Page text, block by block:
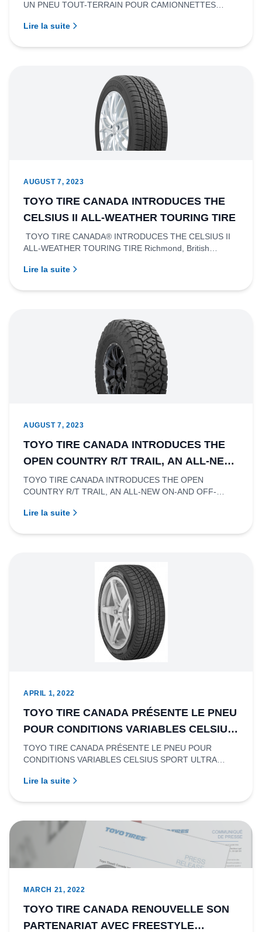
ÉLECTRIQUES.
UN PNEU TOUT-TERRAIN POUR CAMIONNETTES
Lire la suite
AUGUST 7, 2023
TOYO TIRE CANADA INTRODUCES THE
CELSIUS II ALL-WEATHER TOURING TIRE
TOYO TIRE CANADA® INTRODUCES THE CELSIUS II
ALL-WEATHER TOURING TIRE Richmond, British
Lire la suite
AUGUST 7, 2023
TOYO TIRE CANADA INTRODUCES THE
OPEN COUNTRY R/T TRAIL, AN ALL-NEW
ON-AND OFF-ROAD RUGGED TERRAIN
TIRE
TOYO TIRE CANADA INTRODUCES THE OPEN
COUNTRY R/T TRAIL, AN ALL-NEW ON-AND OFF-
Lire la suite
APRIL 1, 2022
TOYO TIRE CANADA PRÉSENTE LE PNEU
POUR CONDITIONS VARIABLES CELSIUS
SPORT ULTRA HAUTE-PERFORMANCE.
TOYO TIRE CANADA PRÉSENTE LE PNEU POUR
CONDITIONS VARIABLES CELSIUS SPORT ULTRA
Lire la suite
MARCH 21, 2022
TOYO TIRE CANADA RENOUVELLE SON
PARTENARIAT AVEC FREESTYLE